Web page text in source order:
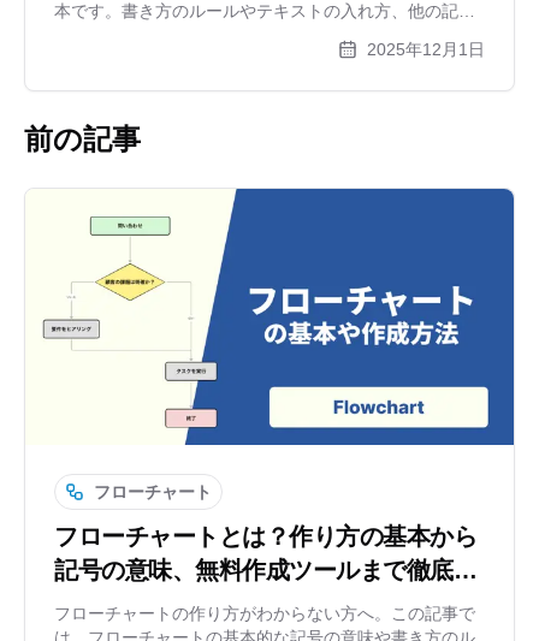
本です。書き方のルールやテキストの入れ方、他の記号
との違いを初心者向けにわかりやすく紹介します。作図
2025年12月1日
前の記事
フローチャート
フローチャートとは？作り方の基本から
記号の意味、無料作成ツールまで徹底解
説
フローチャートの作り方がわからない方へ。この記事で